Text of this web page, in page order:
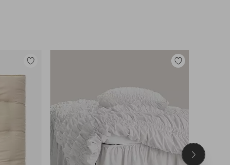
Lisää
suosikkeihin
Lisää
Seuraava